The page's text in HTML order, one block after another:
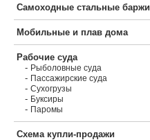
Самоходные стальные баржи
Мобильные и плав дома
Рабочие суда
- Рыболовные суда
- Пассажирские суда
- Сухогрузы
- Буксиры
- Паромы
Схема купли-продажи